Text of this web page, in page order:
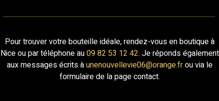
Pour trouver votre bouteille idéale, rendez-vous en boutique à
Nice ou par téléphone au09 82 53 12 42. Je réponds également
aux messages écrits àunenouvellevie06@orange.frou via le
formulaire de la page contact.